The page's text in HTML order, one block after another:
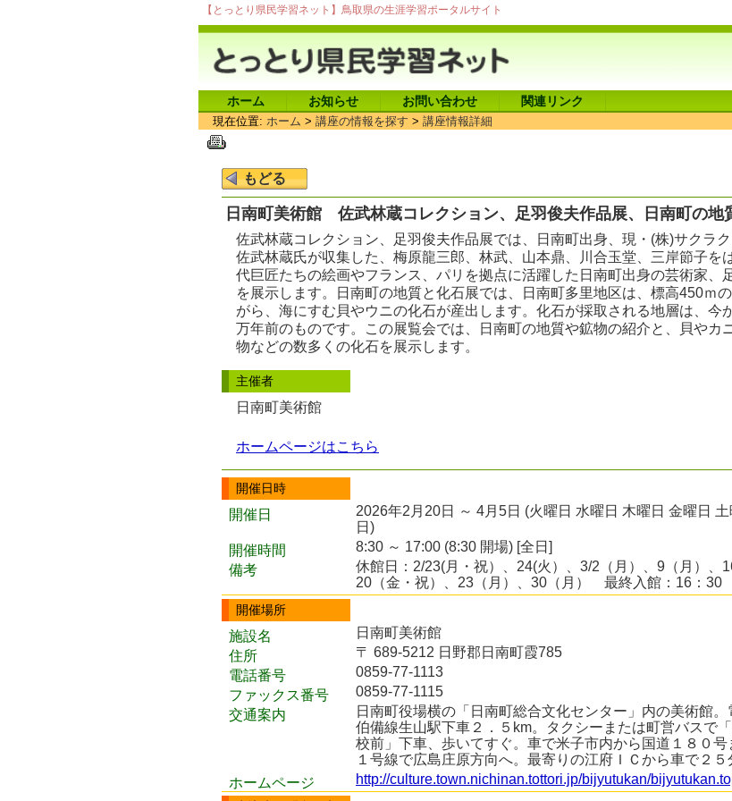
【とっとり県民学習ネット】鳥取県の生涯学習ポータルサイト
ホーム お知らせ お問い合わせ 関連リンク
現在位置: ホーム > 講座の情報を探す > 講座情報詳細
日南町美術館 佐武林蔵コレクション、足羽俊夫作品展、日南町の地
佐武林蔵コレクション、足羽俊夫作品展では、日南町出身、現・(株)サクラ
佐武林蔵氏が収集した、梅原龍三郎、林武、山本鼎、川合玉堂、三岸節子を
代巨匠たちの絵画やフランス、パリを拠点に活躍した日南町出身の芸術家、
を展示します。日南町の地質と化石展では、日南町多里地区は、標高450ｍ
がら、海にすむ貝やウニの化石が産出します。化石が採取される地層は、今
万年前のものです。この展覧会では、日南町の地質や鉱物の紹介と、貝やカ
物などの数多くの化石を展示します。
主催者
日南町美術館
ホームページはこちら
開催日時
開催日
2026年2月20日 ～ 4月5日 (火曜日 水曜日 木曜日 金曜日
日)
開催時間
8:30 ～ 17:00 (8:30 開場) [全日]
備考
休館日：2/23(月・祝）、24(火）、3/2（月）、9（月）、
20（金・祝）、23（月）、30（月） 最終入館：16：30
開催場所
施設名
日南町美術館
住所
〒 689-5212 日野郡日南町霞785
電話番号
0859-77-1113
ファックス番号
0859-77-1115
交通案内
日南町役場横の「日南町総合文化センター」内の美術館。
伯備線生山駅下車２．５km。タクシーまたは町営バスで
校前」下車、歩いてすぐ。車で米子市内から国道１８０号
１号線で広島庄原方向へ。最寄りの江府ＩＣから車で２５
ホームページ
http://culture.town.nichinan.tottori.jp/bijyutukan/